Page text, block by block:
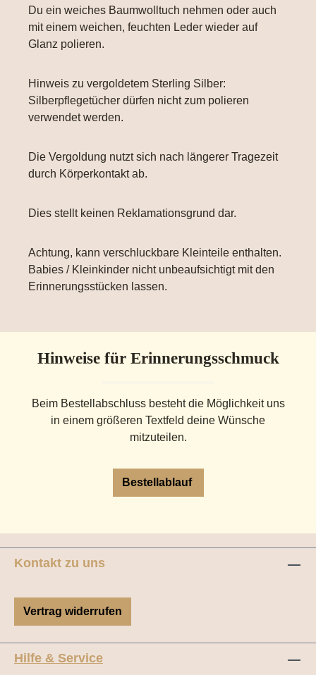
Du ein weiches Baumwolltuch nehmen oder auch
mit einem weichen, feuchten Leder wieder auf
Glanz polieren.
Hinweis zu vergoldetem Sterling Silber:
Silberpflegetücher dürfen nicht zum polieren
verwendet werden.
Die Vergoldung nutzt sich nach längerer Tragezeit
durch Körperkontakt ab.
Dies stellt keinen Reklamationsgrund dar.
Achtung, kann verschluckbare Kleinteile enthalten.
Babies / Kleinkinder nicht unbeaufsichtigt mit den
Erinnerungsstücken lassen.
Hinweise für Erinnerungsschmuck
Beim Bestellabschluss besteht die Möglichkeit uns
in einem größeren Textfeld deine Wünsche
mitzuteilen.
Bestellablauf
Kontakt zu uns
Vertrag widerrufen
Hilfe & Service